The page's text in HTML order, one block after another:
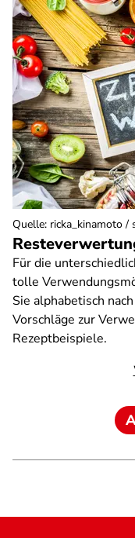
Für die
tolle
Sie alphabetisch
Vorschläge zur
Rezeptbeispiele.
Quelle: ricka_kinamoto /